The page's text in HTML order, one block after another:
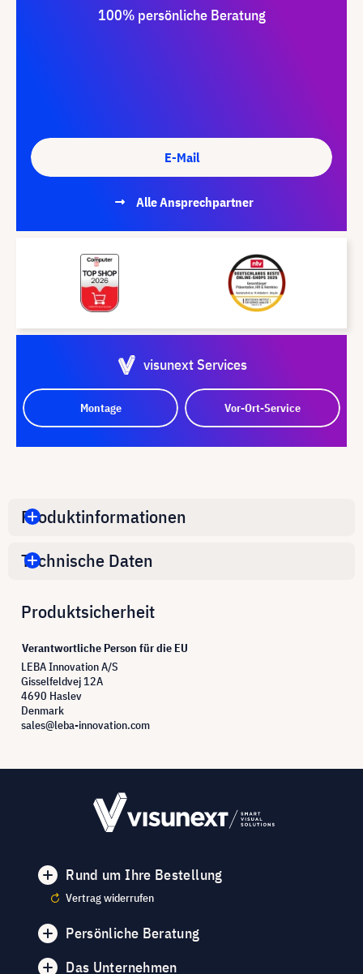
100% persönliche Beratung
E-Mail
Alle Ansprechpartner
visunext Services
Montage Vor-Ort-Service
Produktinformationen
Technische Daten
Produktsicherheit
Verantwortliche Person für die EU
LEBA Innovation A/S
Gisselfeldvej 12A
4690 Haslev
Denmark
sales@leba-innovation.com
Rund um Ihre Bestellung
Vertrag widerrufen
Persönliche Beratung
Das Unternehmen